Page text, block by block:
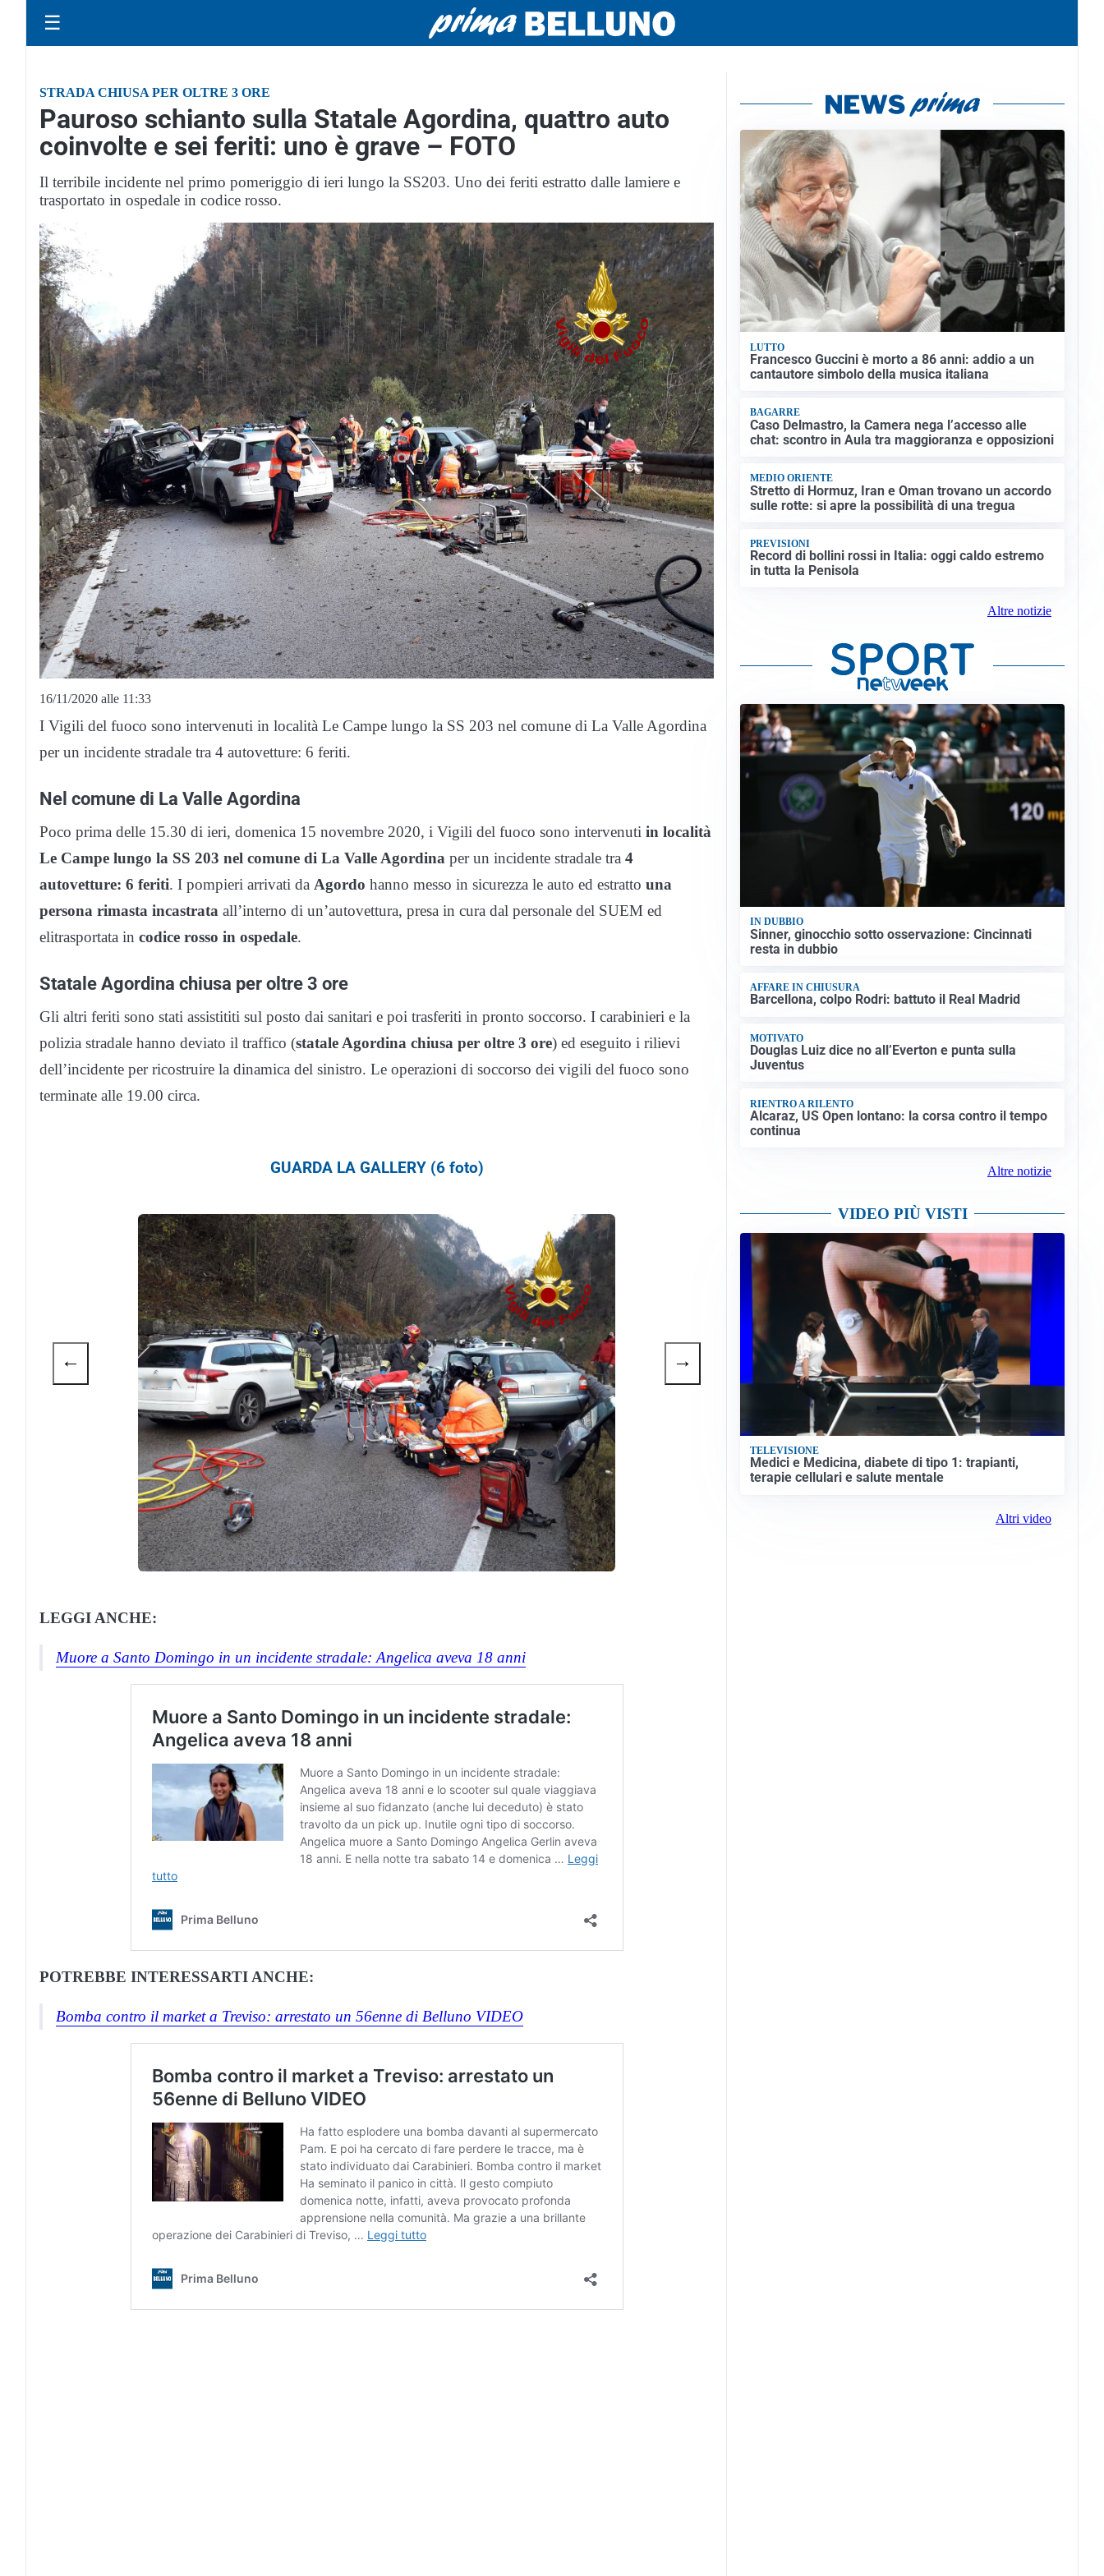
☰
STRADA CHIUSA PER OLTRE 3 ORE
Pauroso schianto sulla Statale Agordina, quattro auto
coinvolte e sei feriti: uno è grave – FOTO
Il terribile incidente nel primo pomeriggio di ieri lungo la SS203. Uno dei feriti estratto dalle lamiere e
trasportato in ospedale in codice rosso.
16/11/2020 alle 11:33
I Vigili del fuoco sono intervenuti in località Le Campe lungo la SS 203 nel comune di La Valle Agordina
per un incidente stradale tra 4 autovetture: 6 feriti.
Nel comune di La Valle Agordina
Poco prima delle 15.30 di ieri, domenica 15 novembre 2020, i Vigili del fuoco sono intervenuti in località
Le Campe lungo la SS 203 nel comune di La Valle Agordina per un incidente stradale tra 4
autovetture: 6 feriti. I pompieri arrivati da Agordo hanno messo in sicurezza le auto ed estratto una
persona rimasta incastrata all’interno di un’autovettura, presa in cura dal personale del SUEM ed
elitrasportata in codice rosso in ospedale.
Statale Agordina chiusa per oltre 3 ore
Gli altri feriti sono stati assistititi sul posto dai sanitari e poi trasferiti in pronto soccorso. I carabinieri e la
polizia stradale hanno deviato il traffico (statale Agordina chiusa per oltre 3 ore) ed eseguito i rilievi
dell’incidente per ricostruire la dinamica del sinistro. Le operazioni di soccorso dei vigili del fuoco sono
terminate alle 19.00 circa.
GUARDA LA GALLERY (6 foto)
← →
LEGGI ANCHE:
Muore a Santo Domingo in un incidente stradale: Angelica aveva 18 anni
POTREBBE INTERESSARTI ANCHE:
Bomba contro il market a Treviso: arrestato un 56enne di Belluno VIDEO
LUTTO
Francesco Guccini è morto a 86 anni: addio a un
cantautore simbolo della musica italiana
BAGARRE
Caso Delmastro, la Camera nega l’accesso alle
chat: scontro in Aula tra maggioranza e opposizioni
MEDIO ORIENTE
Stretto di Hormuz, Iran e Oman trovano un accordo
sulle rotte: si apre la possibilità di una tregua
PREVISIONI
Record di bollini rossi in Italia: oggi caldo estremo
in tutta la Penisola
Altre notizie
IN DUBBIO
Sinner, ginocchio sotto osservazione: Cincinnati
resta in dubbio
AFFARE IN CHIUSURA
Barcellona, colpo Rodri: battuto il Real Madrid
MOTIVATO
Douglas Luiz dice no all’Everton e punta sulla
Juventus
RIENTRO A RILENTO
Alcaraz, US Open lontano: la corsa contro il tempo
continua
Altre notizie
VIDEO PIÙ VISTI
TELEVISIONE
Medici e Medicina, diabete di tipo 1: trapianti,
terapie cellulari e salute mentale
Altri video